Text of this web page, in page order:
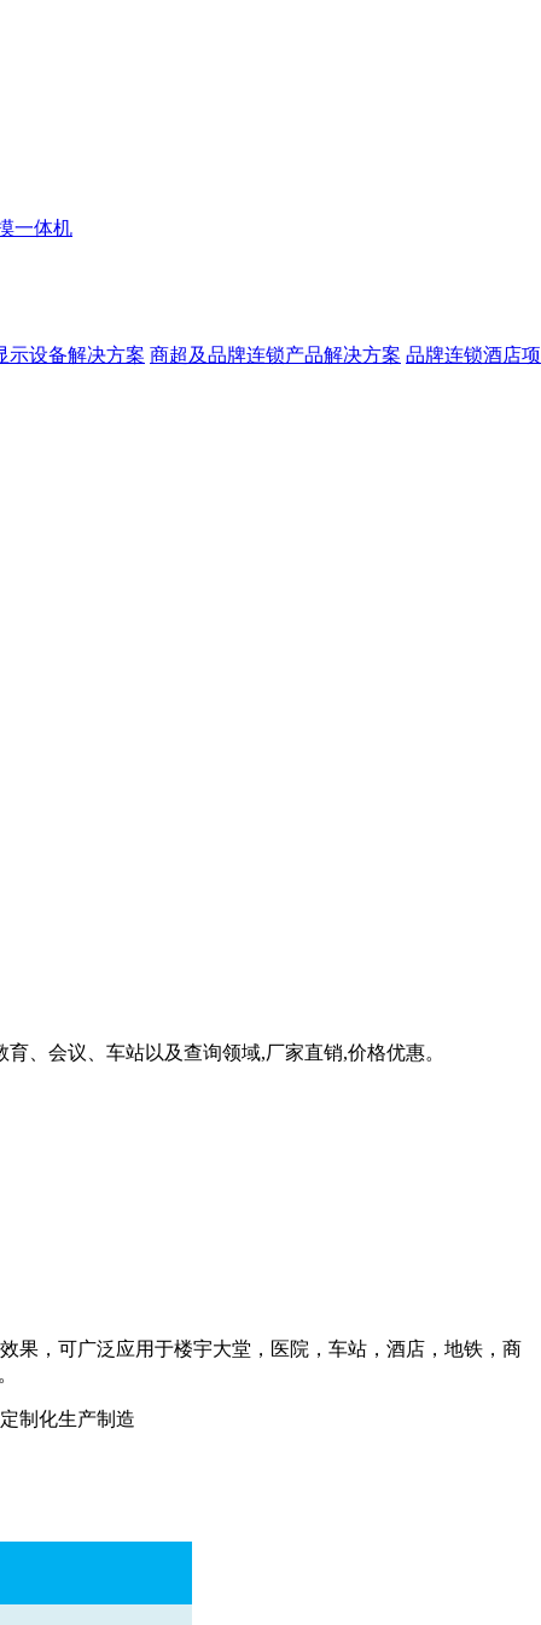
一体机
示设备解决方案 商超及品牌连锁产品解决方案 品牌连锁酒店项
、会议、车站以及查询领域,厂家直销,价格优惠。
，可广泛应用于楼宇大堂，医院，车站，酒店，地铁，商